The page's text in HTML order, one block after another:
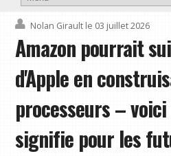
Nolan Girault le 03 juillet 2026
Amazon pourrait
d'Apple en
processeurs –
signifie pour les